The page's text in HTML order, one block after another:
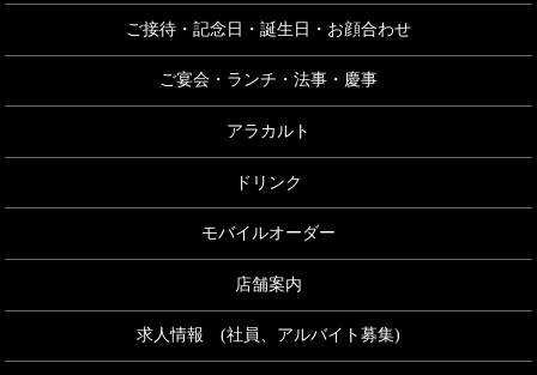
ご接待・記念日・誕生日・お顔合わせ
ご宴会・ランチ・法事・慶事
アラカルト
ドリンク
モバイルオーダー
店舗案内
求人情報 (社員、アルバイト募集)